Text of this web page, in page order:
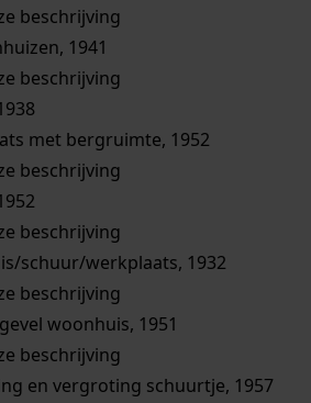
beschrijving
1941
beschrijving
met bergruimte, 1952
beschrijving
beschrijving
schuur/werkplaats, 1932
beschrijving
woonhuis, 1951
beschrijving
en vergroting schuurtje, 1957